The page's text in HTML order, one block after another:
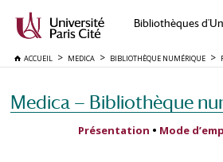
Bibliothèques
ACCUEIL MEDICA BIBLIOTHÈQUE NUMÉRIQUE
Medica — Bibliothèque
Présentation • Mode